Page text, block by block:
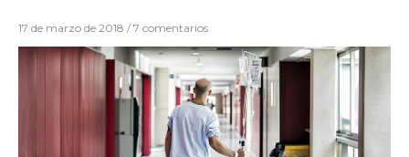
17 de marzo de 2018 / 7 comentarios